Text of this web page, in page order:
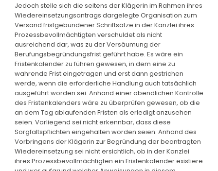
Jedoch stelle sich die seitens der Klägerin im Rahmen ihres
Wiedereinsetzungsantrags dargelegte Organisation zum
Versand fristgebundener Schriftsätze in der Kanzlei ihres
Prozessbevollmächtigten verschuldet als nicht
ausreichend dar, was zu der Versäumung der
Berufungsbegründungsfrist geführt habe. Es wäre ein
Fristenkalender zu führen gewesen, in dem eine zu
wahrende Frist eingetragen und erst dann gestrichen
werde, wenn die erforderliche Handlung auch tatsächlich
ausgeführt worden sei. Anhand einer abendlichen Kontrolle
des Fristenkalenders wäre zu überprüfen gewesen, ob die
an dem Tag ablaufenden Fristen als erledigt anzusehen
seien. Vorliegend sei nicht erkennbar, dass diese
Sorgfaltspflichten eingehalten worden seien. Anhand des
Vorbringens der Klägerin zur Begründung der beantragten
Wiedereinsetzung sei nicht ersichtlich, ob in der Kanzlei
ihres Prozessbevollmächtigten ein Fristenkalender existiere